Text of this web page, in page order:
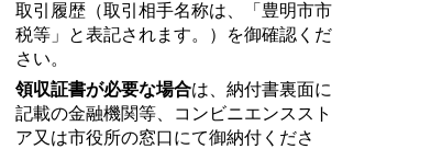
取引履歴（取引相手名称は、「豊明市市
税等」と表記されます。）を御確認くだ
さい。
領収証書が必要な場合は、納付書裏面に
記載の金融機関等、コンビニエンススト
ア又は市役所の窓口にて御納付くださ